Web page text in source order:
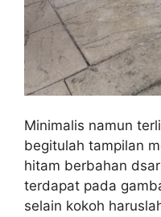
Minimalis namun
begitulah tampilan
hitam berbahan
terdapat pada
selain kokoh